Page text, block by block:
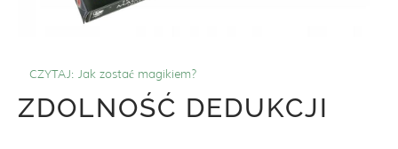
CZYTAJ: Jak zostać magikiem?
ZDOLNOŚĆ DEDUKCJI